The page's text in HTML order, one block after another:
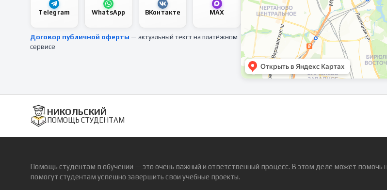
Telegram WhatsApp ВКонтакте MAX
Договор публичной оферты — актуальный текст на платёжном
сервисе
НИКОЛЬСКИЙ
ПОМОЩЬ СТУДЕНТАМ
Помощь студентам в обучении — это очень важный и ответственный процесс. В этом деле может помочь
помогут студентам успешно завершить свои учебные проекты.